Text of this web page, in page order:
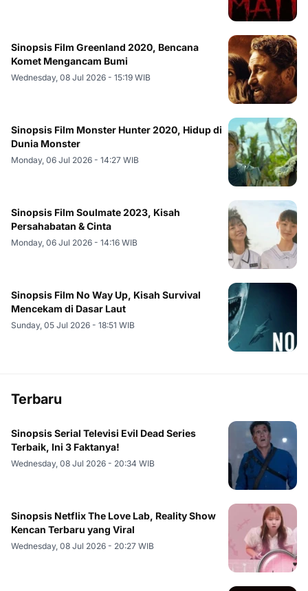
Sinopsis Film Greenland 2020, Bencana
Komet Mengancam Bumi
Wednesday, 08 Jul 2026 - 15:19 WIB
Sinopsis Film Monster Hunter 2020, Hidup di
Dunia Monster
Monday, 06 Jul 2026 - 14:27 WIB
Sinopsis Film Soulmate 2023, Kisah
Persahabatan & Cinta
Monday, 06 Jul 2026 - 14:16 WIB
Sinopsis Film No Way Up, Kisah Survival
Mencekam di Dasar Laut
Sunday, 05 Jul 2026 - 18:51 WIB
Terbaru
Sinopsis Serial Televisi Evil Dead Series
Terbaik, Ini 3 Faktanya!
Wednesday, 08 Jul 2026 - 20:34 WIB
Sinopsis Netflix The Love Lab, Reality Show
Kencan Terbaru yang Viral
Wednesday, 08 Jul 2026 - 20:27 WIB